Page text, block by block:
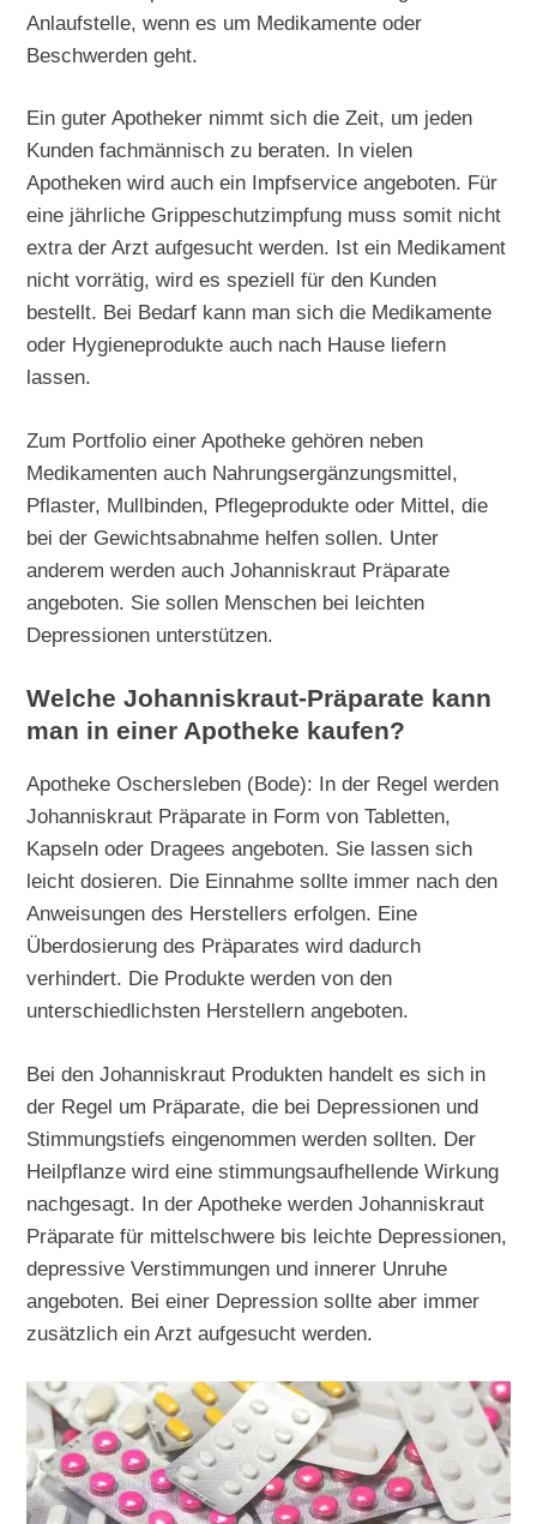
Anlaufstelle, wenn es um Medikamente oder
Beschwerden geht.
Ein guter Apotheker nimmt sich die Zeit, um jeden
Kunden fachmännisch zu beraten. In vielen
Apotheken wird auch ein Impfservice angeboten. Für
eine jährliche Grippeschutzimpfung muss somit nicht
extra der Arzt aufgesucht werden. Ist ein Medikament
nicht vorrätig, wird es speziell für den Kunden
bestellt. Bei Bedarf kann man sich die Medikamente
oder Hygieneprodukte auch nach Hause liefern
lassen.
Zum Portfolio einer Apotheke gehören neben
Medikamenten auch Nahrungsergänzungsmittel,
Pflaster, Mullbinden, Pflegeprodukte oder Mittel, die
bei der Gewichtsabnahme helfen sollen. Unter
anderem werden auch Johanniskraut Präparate
angeboten. Sie sollen Menschen bei leichten
Depressionen unterstützen.
Welche Johanniskraut-Präparate kann
man in einer Apotheke kaufen?
Apotheke Oschersleben (Bode): In der Regel werden
Johanniskraut Präparate in Form von Tabletten,
Kapseln oder Dragees angeboten. Sie lassen sich
leicht dosieren. Die Einnahme sollte immer nach den
Anweisungen des Herstellers erfolgen. Eine
Überdosierung des Präparates wird dadurch
verhindert. Die Produkte werden von den
unterschiedlichsten Herstellern angeboten.
Bei den Johanniskraut Produkten handelt es sich in
der Regel um Präparate, die bei Depressionen und
Stimmungstiefs eingenommen werden sollten. Der
Heilpflanze wird eine stimmungsaufhellende Wirkung
nachgesagt. In der Apotheke werden Johanniskraut
Präparate für mittelschwere bis leichte Depressionen,
depressive Verstimmungen und innerer Unruhe
angeboten. Bei einer Depression sollte aber immer
zusätzlich ein Arzt aufgesucht werden.